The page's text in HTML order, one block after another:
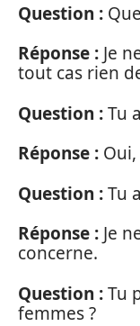
Question :
Réponse : Je
tout cas rien
Question :Tu
Réponse :
Question :Tu
Réponse : Je
concerne.
Question :Tu
femmes ?